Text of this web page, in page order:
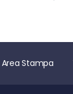
Area Stampa